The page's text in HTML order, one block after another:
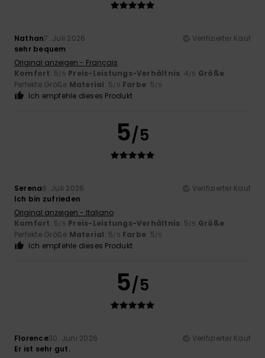
Nathan7. Juli 2026
Verifizierter Kauf
sehr bequem
Original anzeigen - Français
Komfort: 5/5 Preis-Leistungs-Verhältnis: 4/5 Größe:
Perfekte Größe Material: 5/5 Farbe: 5/5
Ich empfehle dieses Produkt
5/5
Serena6. Juli 2026
Verifizierter Kauf
Ich bin zufrieden
Original anzeigen - Italiano
Komfort: 5/5 Preis-Leistungs-Verhältnis: 5/5 Größe:
Perfekte Größe Material: 5/5 Farbe: 5/5
Ich empfehle dieses Produkt
5/5
Florence30. Juni 2026
Verifizierter Kauf
Er ist sehr gut.